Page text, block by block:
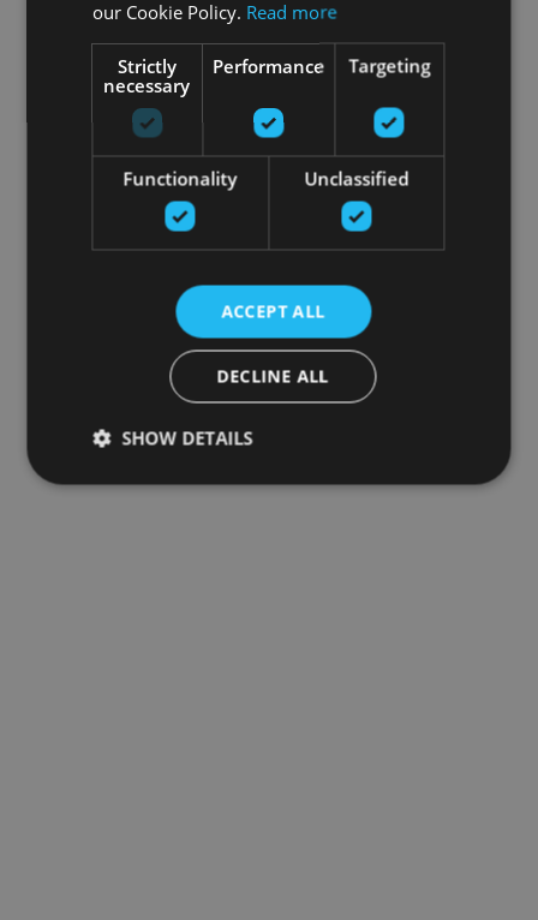
our Cookie Policy. Read more
Strictly
necessary
Performance Targeting
Functionality Unclassified
ACCEPT ALL
DECLINE ALL
SHOW DETAILS